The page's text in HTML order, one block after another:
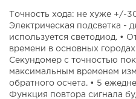
Точность хода: не хуже +/-
Электрическая подсветка -
используется светодиод. •
времени в основных
Секундомер с точностью
максимальным временем
обратного осчета. • 5
Функция повтора сигнала